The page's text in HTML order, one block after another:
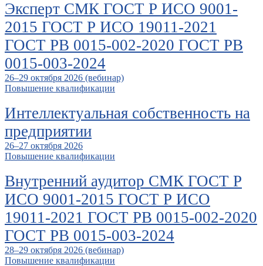
Эксперт СМК ГОСТ Р ИСО 9001-
2015 ГОСТ Р ИСО 19011-2021
ГОСТ РВ 0015-002-2020 ГОСТ РВ
0015-003-2024
26–29 октября 2026 (вебинар)
Повышение квалификации
Интеллектуальная собственность на
предприятии
26–27 октября 2026
Повышение квалификации
Внутренний аудитор СМК ГОСТ Р
ИСО 9001-2015 ГОСТ Р ИСО
19011-2021 ГОСТ РВ 0015-002-2020
ГОСТ РВ 0015-003-2024
28–29 октября 2026 (вебинар)
Повышение квалификации